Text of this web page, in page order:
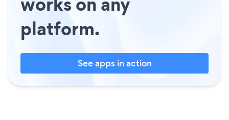
platform.
See apps in action